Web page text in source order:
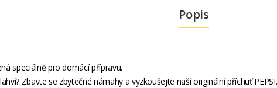
Popis
speciálně pro domácí přípravu.
Zbavte se zbytečné námahy a vyzkoušejte naší originální příchuť